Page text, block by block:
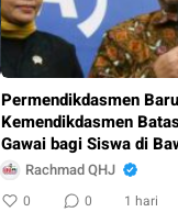
Permendikdasmen
Kemendikdasmen
Gawai bagi Siswa di
Rachmad QHJ
0 0 1 hari